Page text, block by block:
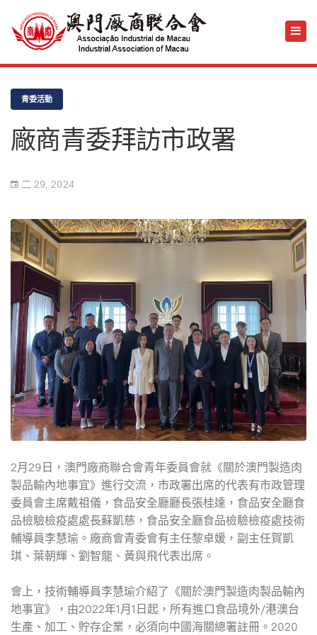
青委活動
廠商青委拜訪市政署
二 29, 2024
2月29日，澳門廠商聯合會青年委員會就《關於澳門製造肉
製品輸內地事宜》進行交流，市政署出席的代表有市政管理
委員會主席戴祖儀，食品安全廳廳長張桂達，食品安全廳食
品檢驗檢疫處處長蘇凱慈，食品安全廳食品檢驗檢疫處技術
輔導員李慧瑜。廠商會青委會有主任黎卓媛，副主任賀凱
琪、葉朝輝、劉智龍、黃與飛代表出席。
會上，技術輔導員李慧瑜介紹了《關於澳門製造肉製品輸內
地事宜》，由2022年1月1日起，所有進口食品境外/港澳台
生產、加工、貯存企業，必須向中國海關總署註冊。2020